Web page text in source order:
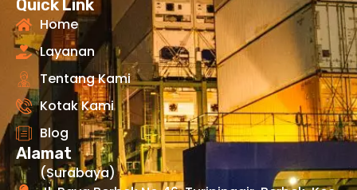
Quick Link
Home
Layanan
Tentang Kami
Kotak Kami
Blog
Alamat
(Surabaya)